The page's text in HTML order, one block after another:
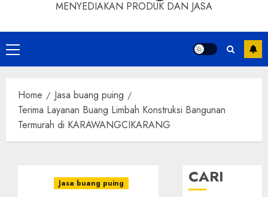
MENYEDIAKAN PRODUK DAN JASA
Primary
Menu
Home
Jasa buang puing
Terima Layanan Buang Limbah Konstruksi Bangunan
Termurah di KARAWANGCIKARANG
Jasa buang puing CARI